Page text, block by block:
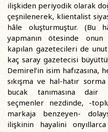
ilişkiden periyodik olarak
çeşnilenerek, klientalist
hâle oluşturmuştur. (Bu
yapmanın ötesinde
kapılan gazetecileri de
kaç saray gazetecisi
Demirel’in isim
sıkışma ve hal-hatır
bucak tanımasına dair
seçmenler nezdinde, -
markaja benzeyen-
ilişkinin hayalini